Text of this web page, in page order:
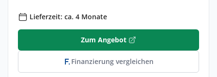
Lieferzeit: ca. 4 Monate
Zum Angebot
Finanzierung vergleichen